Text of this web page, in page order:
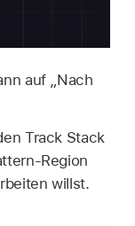
auf „Nach
Track Stack
Region
willst.